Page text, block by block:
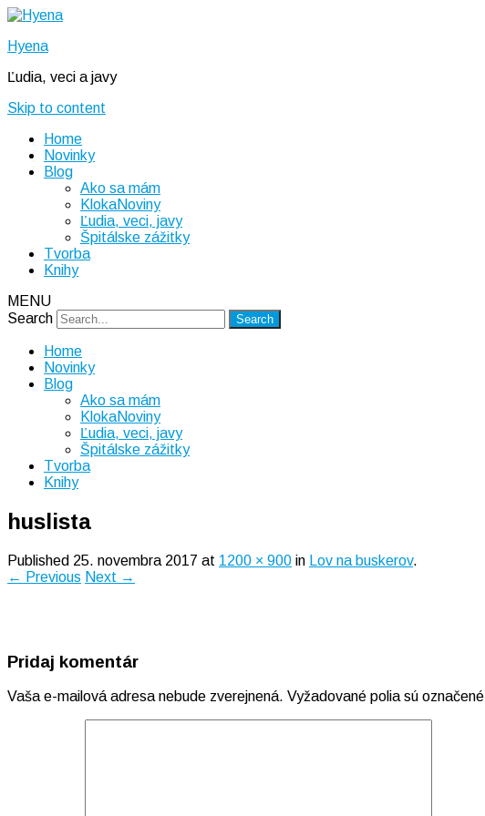
Hyena
Ľudia, veci a javy
Skip to content
Home
Novinky
Blog
Ako sa mám
KlokaNoviny
Ľudia, veci, javy
Špitálske zážitky
Tvorba
Knihy
MENU
Search
Home
Novinky
Blog
Ako sa mám
KlokaNoviny
Ľudia, veci, javy
Špitálske zážitky
Tvorba
Knihy
huslista
Published 25. novembra 2017 at 1200 × 900 in Lov na buskerov.
← Previous Next →
Pridaj komentár
Vaša e-mailová adresa nebude zverejnená. Vyžadované polia sú označené